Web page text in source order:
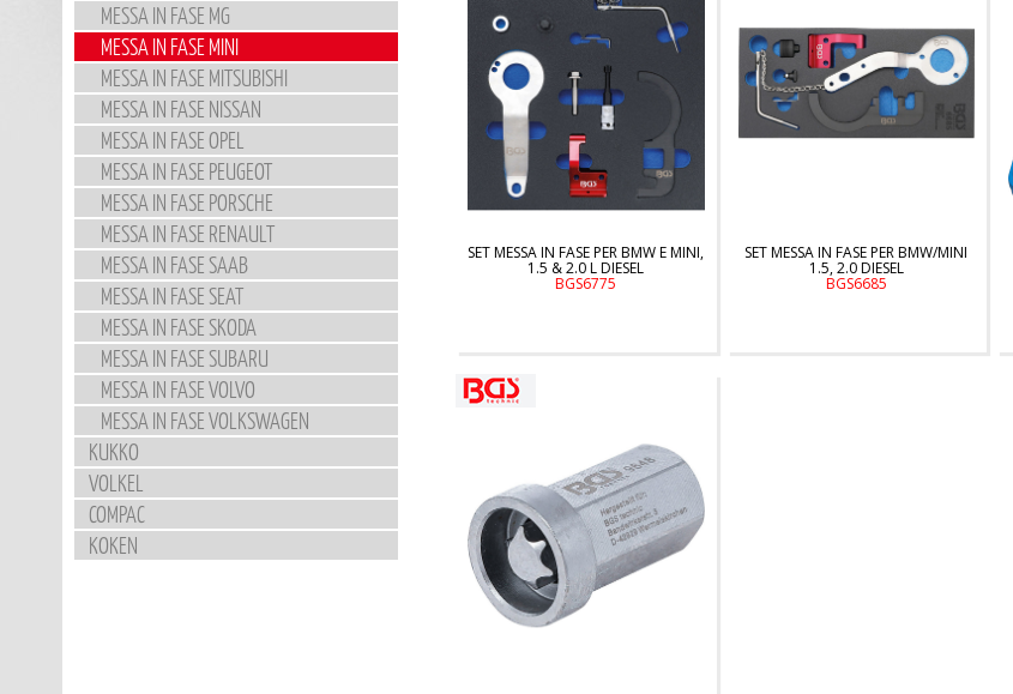
MESSA IN FASE MG
MESSA IN FASE MINI
MESSA IN FASE MITSUBISHI
MESSA IN FASE NISSAN
MESSA IN FASE OPEL
MESSA IN FASE PEUGEOT
MESSA IN FASE PORSCHE
MESSA IN FASE RENAULT
MESSA IN FASE SAAB
MESSA IN FASE SEAT
MESSA IN FASE SKODA
MESSA IN FASE SUBARU
MESSA IN FASE VOLVO
MESSA IN FASE VOLKSWAGEN
KUKKO
VOLKEL
COMPAC
KOKEN
SET MESSA IN FASE PER BMW E MINI,
1.5 & 2.0 L DIESEL
BGS6775
SET MESSA IN FASE PER BMW/MINI
1.5, 2.0 DIESEL
BGS6685